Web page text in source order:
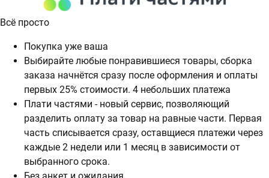
Всё просто
Покупка уже ваша
Выбирайте любые понравившиеся товары, сборка
заказа начнётся сразу после оформления и оплаты
первых 25% стоимости. 4 небольших платежа
Плати частями - новый сервис, позволяющий
разделить оплату за товар на равные части. Первая
часть списывается сразу, оставщиеся платежи через
каждые 2 недели или 1 месяц в зависимости от
выбранного срока.